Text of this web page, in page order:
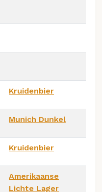
Kruidenbier
Munich Dunkel
Kruidenbier
Amerikaanse
Lichte Lager